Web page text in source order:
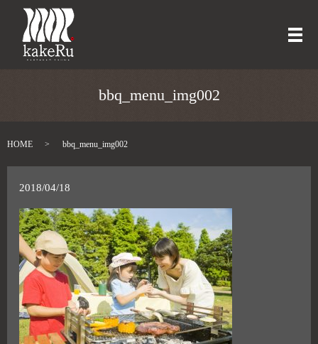
メ
bbq_menu_img002
HOME bbq_menu_img002
2018/04/18